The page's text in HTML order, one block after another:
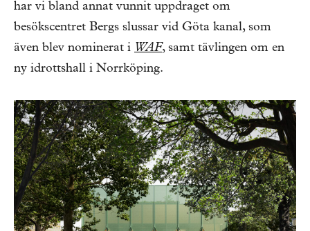
har vi bland annat vunnit uppdraget om
besökscentret Bergs slussar vid Göta kanal, som
även blev nominerat i WAF, samt tävlingen om en
ny idrottshall i Norrköping.